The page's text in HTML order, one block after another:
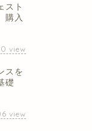
スト
購入
view
スを
礎
view